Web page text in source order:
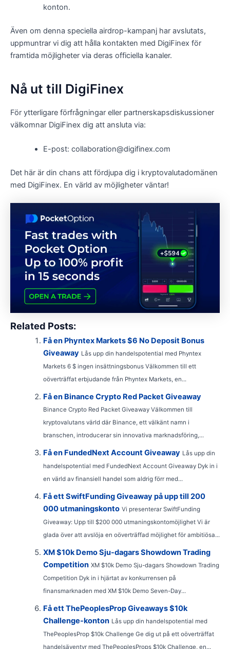
konton.
Även om denna speciella airdrop-kampanj har avslutats,
uppmuntrar vi dig att hålla kontakten med DigiFinex för
framtida möjligheter via deras officiella kanaler.
Nå ut till DigiFinex
För ytterligare förfrågningar eller partnerskapsdiskussioner
välkomnar DigiFinex dig att ansluta via:
E-post: collaboration@digifinex.com
Det här är din chans att fördjupa dig i kryptovalutadomänen
med DigiFinex. En värld av möjligheter väntar!
Related Posts:
Få en Phyntex Markets $6 No Deposit Bonus
Giveaway Lås upp din handelspotential med Phyntex
Markets 6 $ ingen insättningsbonus Välkommen till ett
oöverträffat erbjudande från Phyntex Markets, en...
Få en Binance Crypto Red Packet Giveaway
Binance Crypto Red Packet Giveaway Välkommen till
kryptovalutans värld där Binance, ett välkänt namn i
branschen, introducerar sin innovativa marknadsföring,...
Få en FundedNext Account Giveaway Lås upp din
handelspotential med FundedNext Account Giveaway Dyk in i
en värld av finansiell handel som aldrig förr med...
Få ett SwiftFunding Giveaway på upp till 200
000 utmaningskonto Vi presenterar SwiftFunding
Giveaway: Upp till $200 000 utmaningskontomöjlighet Vi är
glada över att avslöja en oöverträffad möjlighet för ambitiösa...
XM $10k Demo Sju-dagars Showdown Trading
Competition XM $10k Demo Sju-dagars Showdown Trading
Competition Dyk in i hjärtat av konkurrensen på
finansmarknaden med XM $10k Demo Seven-Day...
Få ett ThePeoplesProp Giveaways $10k
Challenge-konton Lås upp din handelspotential med
ThePeoplesProp $10k Challenge Ge dig ut på ett oöverträffat
handelsäventyr med ThePeoplesProps $10k Challenge, en...